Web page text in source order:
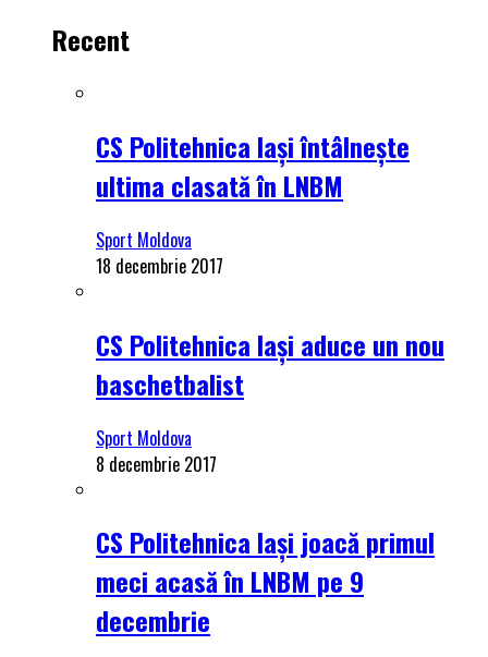
Recent
CS Politehnica Iași întâlnește
ultima clasată în LNBM
Sport Moldova
18 decembrie 2017
CS Politehnica Iași aduce un nou
baschetbalist
Sport Moldova
8 decembrie 2017
CS Politehnica Iași joacă primul
meci acasă în LNBM pe 9
decembrie